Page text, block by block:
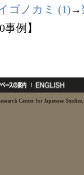
ゴノカミ (1)→
事例】
Center for Japanese